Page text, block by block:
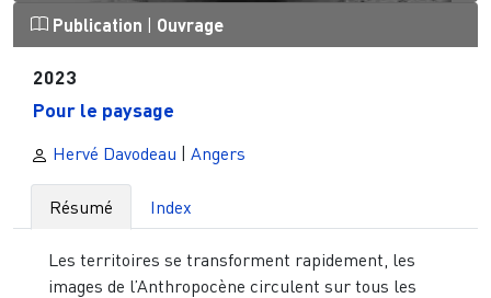
Publication | Ouvrage
2023
Pour le paysage
Hervé Davodeau | Angers
Résumé Index
Les territoires se transforment rapidement, les
images de l’Anthropocène circulent sur tous les